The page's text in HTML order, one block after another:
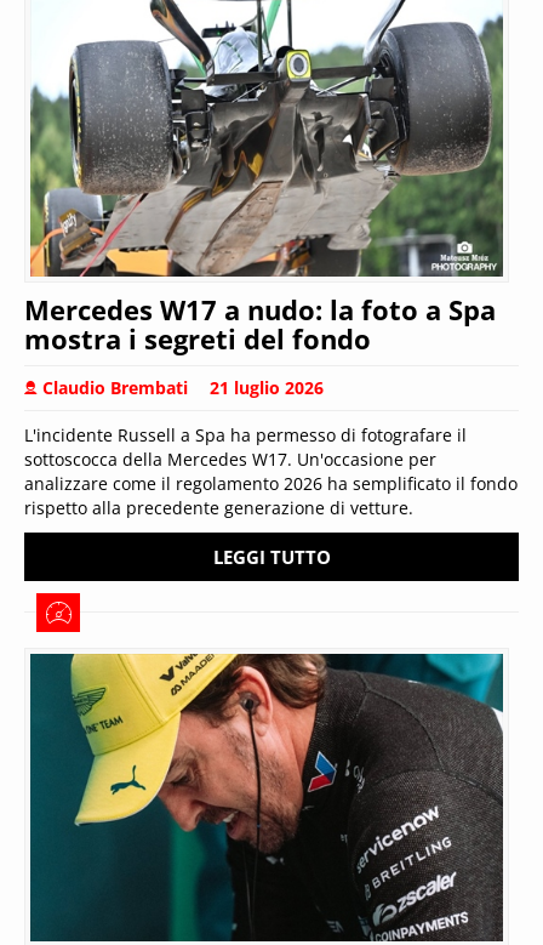
Mercedes W17 a nudo: la foto a Spa
mostra i segreti del fondo
Claudio Brembati 21 luglio 2026
L'incidente Russell a Spa ha permesso di fotografare il
sottoscocca della Mercedes W17. Un'occasione per
analizzare come il regolamento 2026 ha semplificato il fondo
rispetto alla precedente generazione di vetture.
LEGGI TUTTO